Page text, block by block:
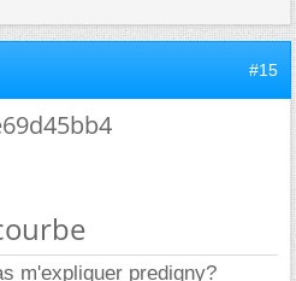
#15
m'expliquer predigny?